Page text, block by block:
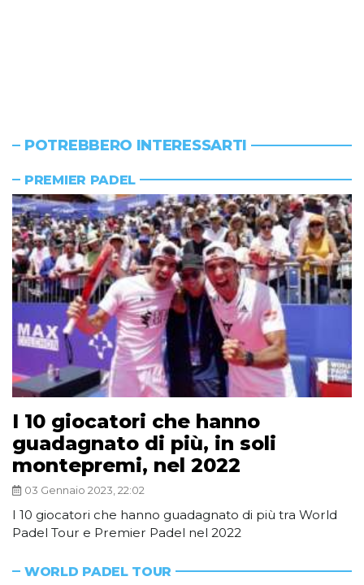
POTREBBERO INTERESSARTI
PREMIER PADEL
I 10 giocatori che hanno
guadagnato di più, in soli
montepremi, nel 2022
03 Gennaio 2023, 22:02
I 10 giocatori che hanno guadagnato di più tra World
Padel Tour e Premier Padel nel 2022
WORLD PADEL TOUR